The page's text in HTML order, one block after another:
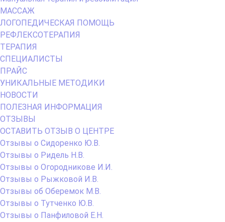
МАССАЖ
ЛОГОПЕДИЧЕСКАЯ ПОМОЩЬ
РЕФЛЕКСОТЕРАПИЯ
ТЕРАПИЯ
СПЕЦИАЛИСТЫ
ПРАЙС
УНИКАЛЬНЫЕ МЕТОДИКИ
НОВОСТИ
ПОЛЕЗНАЯ ИНФОРМАЦИЯ
ОТЗЫВЫ
ОСТАВИТЬ ОТЗЫВ О ЦЕНТРЕ
Отзывы о Сидоренко Ю.В.
Отзывы о Ридель Н.В.
Отзывы о Огородникове И.И.
Отзывы о Рыжковой И.В.
Отзывы об Оберемок М.В.
Отзывы о Тутченко Ю.В.
Отзывы о Панфиловой Е.Н.